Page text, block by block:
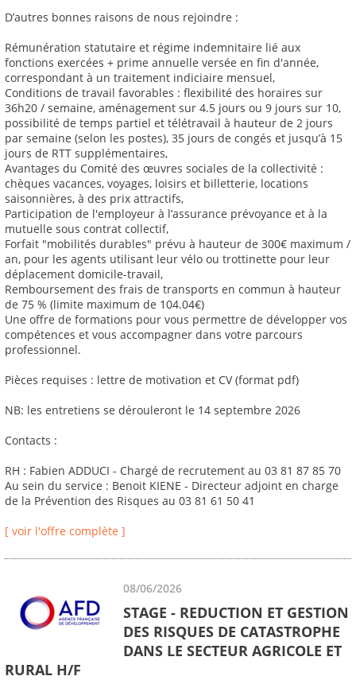
D’autres bonnes raisons de nous rejoindre :
Rémunération statutaire et régime indemnitaire lié aux
fonctions exercées + prime annuelle versée en fin d'année,
correspondant à un traitement indiciaire mensuel,
Conditions de travail favorables : flexibilité des horaires sur
36h20 / semaine, aménagement sur 4.5 jours ou 9 jours sur 10,
possibilité de temps partiel et télétravail à hauteur de 2 jours
par semaine (selon les postes), 35 jours de congés et jusqu’à 15
jours de RTT supplémentaires,
Avantages du Comité des œuvres sociales de la collectivité :
chèques vacances, voyages, loisirs et billetterie, locations
saisonnières, à des prix attractifs,
Participation de l'employeur à l’assurance prévoyance et à la
mutuelle sous contrat collectif,
Forfait "mobilités durables" prévu à hauteur de 300€ maximum /
an, pour les agents utilisant leur vélo ou trottinette pour leur
déplacement domicile-travail,
Remboursement des frais de transports en commun à hauteur
de 75 % (limite maximum de 104.04€)
Une offre de formations pour vous permettre de développer vos
compétences et vous accompagner dans votre parcours
professionnel.
Pièces requises : lettre de motivation et CV (format pdf)
NB: les entretiens se dérouleront le 14 septembre 2026
Contacts :
RH : Fabien ADDUCI - Chargé de recrutement au 03 81 87 85 70
Au sein du service : Benoit KIENE - Directeur adjoint en charge
de la Prévention des Risques au 03 81 61 50 41
[ voir l'offre complète ]
08/06/2026
STAGE - REDUCTION ET GESTION
DES RISQUES DE CATASTROPHE
DANS LE SECTEUR AGRICOLE ET
RURAL H/F